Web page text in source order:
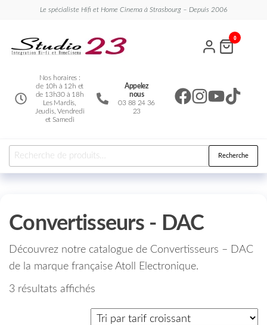
Le spécialiste Hifi et Home Cinema à Strasbourg – Depuis 2006
Nos horaires :
de 10h à 12h et
de 13h30 à 18h
Les Mardis,
Jeudis, Vendredi
et Samedi
Appelez
nous
03 88 24 36
23
0
Recherche
Convertisseurs - DAC
Découvrez notre catalogue de Convertisseurs – DAC
de la marque française Atoll Electronique.
3 résultats affichés